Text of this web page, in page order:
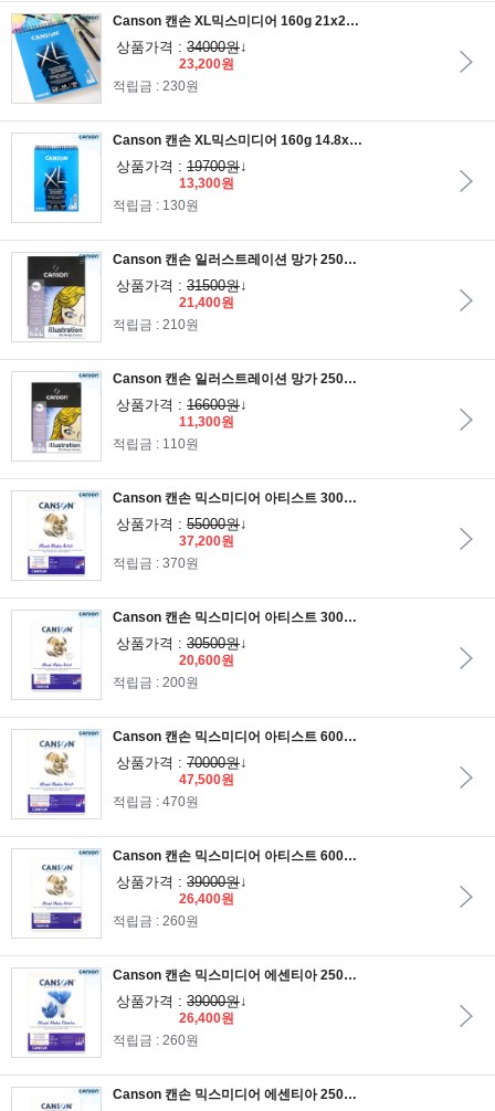
Canson 캔손 XL믹스미디어 160g 21x29.7cm 50매 스프링패드_연필 색연필 과슈 오일파스텔 수채화 아크릴화/A4스케치북
상품가격 : 34000원↓
23,200원
적립금 : 230원
Canson 캔손 XL믹스미디어 160g 14.8x21cm 30매 스프링패드_연필 색연필 과슈 오일파스텔 수채화 아크릴화/A5스케치북
상품가격 : 19700원↓
13,300원
적립금 : 130원
Canson 캔손 일러스트레이션 망가 250g 29.7x42cm 12매 1면제본_세목 수채화지/마카용지/드로잉지/A3스케치북
상품가격 : 31500원↓
21,400원
적립금 : 210원
Canson 캔손 일러스트레이션 망가 250g 21x29.7cm 12매 1면제본_세목 수채화지/마카용지/드로잉지/A4스케치북
상품가격 : 16600원↓
11,300원
적립금 : 110원
Canson 캔손 믹스미디어 아티스트 300g 29.7x42cm 25매 1면제본_다목적 믹스미디어용지/A3스케치북/수채용지,아트릴용지/과슈용지
상품가격 : 55000원↓
37,200원
적립금 : 370원
Canson 캔손 믹스미디어 아티스트 300g 21x29.7cm 25매 1면제본_다목적 믹스미디어용지/A4스케치북/수채용지,아트릴용지/과슈용지
상품가격 : 30500원↓
20,600원
적립금 : 200원
Canson 캔손 믹스미디어 아티스트 600g 29.7x42cm 15매 1면제본_다목적 믹스미디어용지/A3스케치북/수채용지,아트릴용지/과슈용지
상품가격 : 70000원↓
47,500원
적립금 : 470원
Canson 캔손 믹스미디어 아티스트 600g 21x29.7cm 15매 1면제본_다목적 믹스미디어용지/A4스케치북/수채용지,아트릴용지/과슈용지
상품가격 : 39000원↓
26,400원
적립금 : 260원
Canson 캔손 믹스미디어 에센티아 250g 29.7x42cm 30매 1면제본_다목적 믹스미디어용지/A3스케치북/수채용지,아트릴용지/과슈용지
상품가격 : 39000원↓
26,400원
적립금 : 260원
Canson 캔손 믹스미디어 에센티아 250g 21x29.7cm 30매 1면제본_다목적 믹스미디어용지/A4스케치북/수채용지,아트릴용지/과슈용지